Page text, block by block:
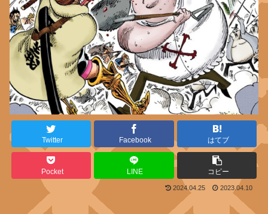
Twitter Facebook はてブ
Pocket LINE コピー
2024.04.25 2023.04.10